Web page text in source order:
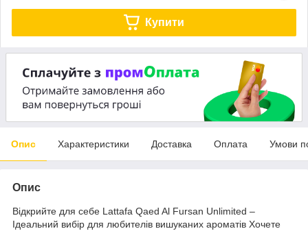
Купити
Опис Характеристики Доставка Оплата Умови
Опис
Відкрийте для себе Lattafa Qaed Al Fursan Unlimited –
Ідеальний вибір для любителів вишуканих ароматів Хочете